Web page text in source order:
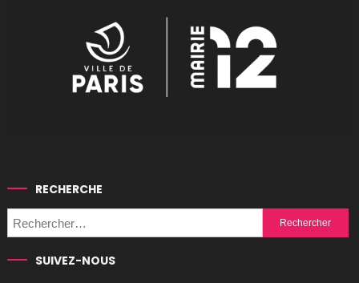
RECHERCHE
Rechercher :
SUIVEZ-NOUS